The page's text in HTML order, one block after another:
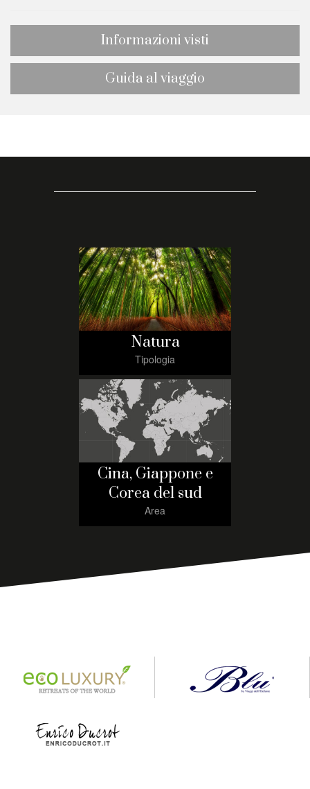
Informazioni visti
Guida al viaggio
Natura
Tipologia
Cina, Giappone e
Corea del sud
Area